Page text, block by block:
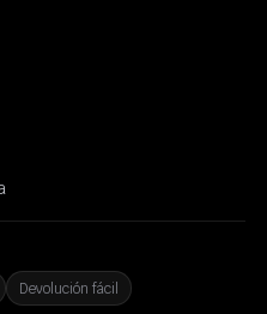
Devolución fácil